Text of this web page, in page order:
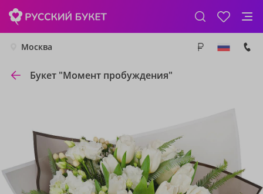
Москва
Букет "Момент пробуждения"